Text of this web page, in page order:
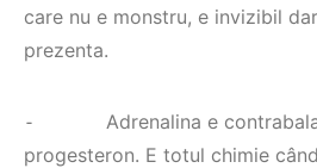
care nu e monstru, e invizibil
prezenta.
⁃ Adrenalina e
progesteron. E totul chimie